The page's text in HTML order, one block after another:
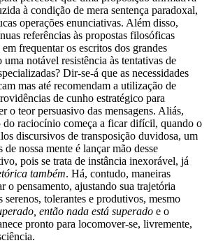
à condição de mera sentença paradoxal,
operações enunciativas. Além disso,
referências às propostas filosóficas
frequentar os escritos dos grandes
uma notável resistência às tentativas de
Dir-se-á que as necessidades
mas até recomendam a utilização de
de cunho estratégico para
o teor persuasivo das mensagens. Aliás,
do raciocínio começa a ficar difícil, quando o
discursivos de transposição duvidosa, um
nossa mente é lançar mão desse
pois se trata de instância inexorável, já
também. Há, contudo, maneiras
o pensamento, ajustando sua trajetória
serenos, tolerantes e produtivos, mesmo
então nada está superado e o
pronto para locomover-se, livremente,